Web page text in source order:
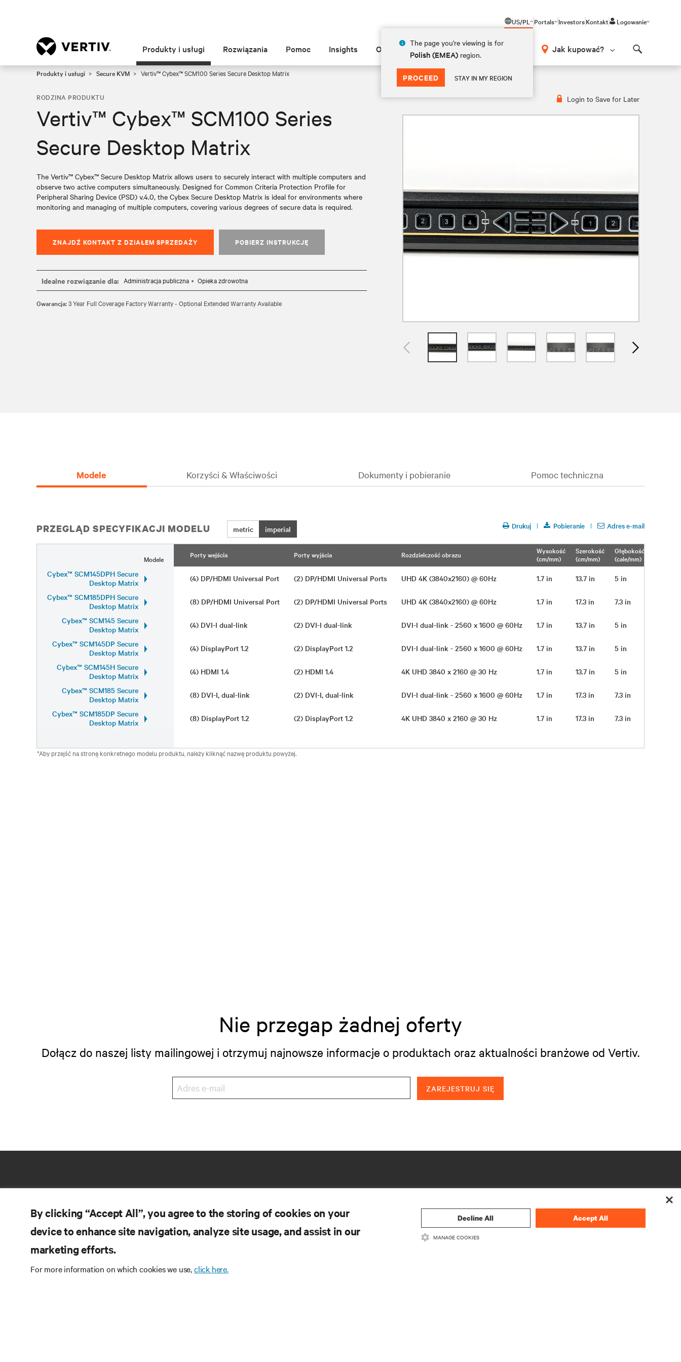
US/PL
The page you're viewing is for
Polish (EMEA) region.
PROCEED STAY IN MY REGION
Portals InvestorsKontakt Logowanie
Produkty i usługi Rozwiązania Pomoc Insights O Vertiv Jak kupować?
Produkty i usługi Secure KVM Vertiv™ Cybex™ SCM100 Series Secure Desktop Matrix
Login to Save for Later
RODZINA PRODUKTU
Vertiv™ Cybex™ SCM100 Series
Secure Desktop Matrix
The Vertiv™ Cybex™ Secure Desktop Matrix allows users to securely interact with multiple computers and
observe two active computers simultaneously. Designed for Common Criteria Protection Profile for
Peripheral Sharing Device (PSD) v.4.0, the Cybex Secure Desktop Matrix is ideal for environments where
monitoring and managing of multiple computers, covering various degrees of secure data is required.
ZNAJDŹ KONTAKT Z DZIAŁEM SPRZEDAŻY POBIERZ INSTRUKCJĘ
Idealne rozwiązanie dla: Administracja publiczna Opieka zdrowotna
Gwarancja:3 Year Full Coverage Factory Warranty - Optional Extended Warranty Available
Modele Korzyści & Właściwości Dokumenty i pobieranie Pomoc techniczna
PRZEGLĄD SPECYFIKACJI MODELU metric imperial Drukuj Pobieranie Adres e-mail
Modele Porty wejścia Porty wyjścia Rozdzielczość obrazu
Wysokość
(cm/mm)
Szerokość
(cm/mm)
Głębokość
(cale/mm)
Cybex™ SCM145DPH Secure
Desktop Matrix
(4) DP/HDMI Universal Port (2) DP/HDMI Universal Ports UHD 4K (3840x2160) @ 60Hz 1.7 in 13.7 in 5 in
Cybex™ SCM185DPH Secure
Desktop Matrix
(8) DP/HDMI Universal Port (2) DP/HDMI Universal Ports UHD 4K (3840x2160) @ 60Hz 1.7 in 17.3 in 7.3 in
Cybex™ SCM145 Secure
Desktop Matrix
(4) DVI-I dual-link (2) DVI-I dual-link DVI-I dual-link - 2560 x 1600 @ 60Hz 1.7 in 13.7 in 5 in
Cybex™ SCM145DP Secure
Desktop Matrix
(4) DisplayPort 1.2 (2) DisplayPort 1.2 DVI-I dual-link - 2560 x 1600 @ 60Hz 1.7 in 13.7 in 5 in
Cybex™ SCM145H Secure
Desktop Matrix
(4) HDMI 1.4 (2) HDMI 1.4 4K UHD 3840 x 2160 @ 30 Hz 1.7 in 13.7 in 5 in
Cybex™ SCM185 Secure
Desktop Matrix
(8) DVI-I, dual-link (2) DVI-I, dual-link DVI-I dual-link - 2560 x 1600 @ 60Hz 1.7 in 17.3 in 7.3 in
Cybex™ SCM185DP Secure
Desktop Matrix
(8) DisplayPort 1.2 (2) DisplayPort 1.2 4K UHD 3840 x 2160 @ 30 Hz 1.7 in 17.3 in 7.3 in
*Aby przejść na stronę konkretnego modelu produktu, należy kliknąć nazwę produktu powyżej.
Nie przegap żadnej oferty
Dołącz do naszej listy mailingowej i otrzymuj najnowsze informacje o produktach oraz aktualności branżowe od Vertiv.
ZAREJESTRUJ SIĘ
Dokumentacja produktów
DOŁĄCZ DO NAS
By clicking “Accept All”, you agree to the storing of cookies on your
device to enhance site navigation, analyze site usage, and assist in our
marketing efforts.
For more information on which cookies we use,click here.
Decline All Accept All
MANAGE COOKIES